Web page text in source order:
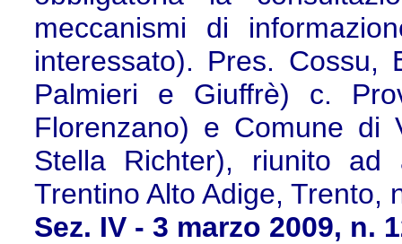
meccanismi di
interessato). Pres.
Palmieri e Giuffrè) c.
Florenzano) e Comune
Stella Richter), riunito ad
Trentino Alto Adige, Trento,
Sez. IV - 3 marzo 2009, n.